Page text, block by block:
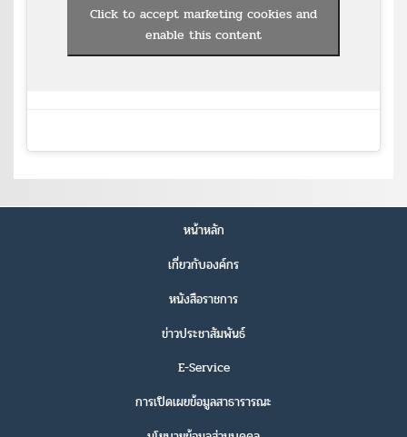
Click to accept marketing cookies and
enable this content
หน้าหลัก
เกี่ยวกับองค์กร
หนังสือราชการ
ข่าวประชาสัมพันธ์
E-Service
การเปิดเผยข้อมูลสาธารารณะ